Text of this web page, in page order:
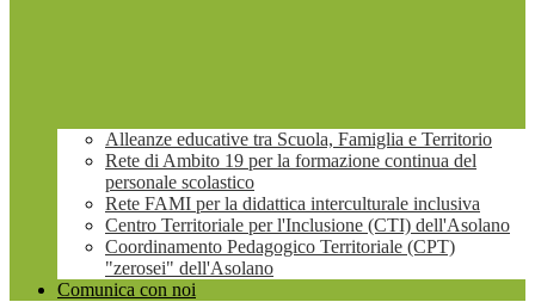
Alleanze educative tra Scuola, Famiglia e Territorio
Rete di Ambito 19 per la formazione continua del
personale scolastico
Rete FAMI per la didattica interculturale inclusiva
Centro Territoriale per l'Inclusione (CTI) dell'Asolano
Coordinamento Pedagogico Territoriale (CPT)
"zerosei" dell'Asolano
Comunica con noi